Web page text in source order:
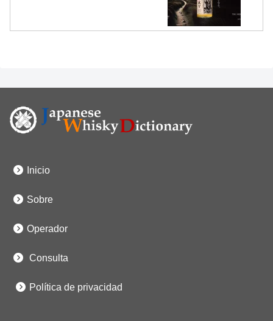
Inicio
Sobre
Operador
Consulta
Política de privacidad